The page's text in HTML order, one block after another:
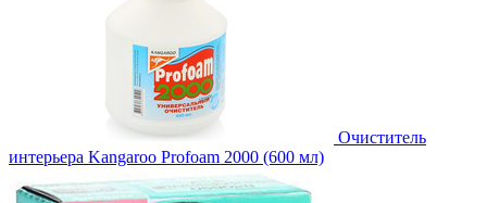
Очиститель
интерьера Kangaroo Profoam 2000 (600 мл)